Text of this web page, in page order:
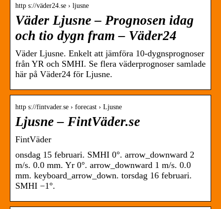
http s://väder24.se › ljusne
Väder Ljusne – Prognosen idag
och tio dygn fram – Väder24
Väder Ljusne. Enkelt att jämföra 10-dygnsprognoser
från YR och SMHI. Se flera väderprognoser samlade
här på Väder24 för Ljusne.
http s://fintvader.se › forecast › Ljusne
Ljusne – FintVäder.se
FintVäder
onsdag 15 februari. SMHI 0°. arrow_downward 2
m/s. 0.0 mm. Yr 0°. arrow_downward 1 m/s. 0.0
mm. keyboard_arrow_down. torsdag 16 februari.
SMHI −1°.